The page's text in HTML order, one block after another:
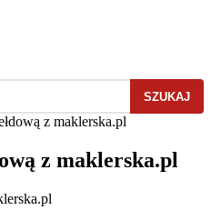
SZUKAJ
z maklerska.pl
z maklerska.pl